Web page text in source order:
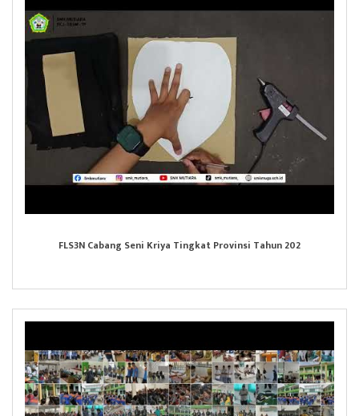
FLS3N Cabang Seni Kriya Tingkat Provinsi Tahun 202